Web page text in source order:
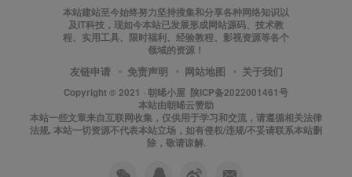
本站建站至今始终努力坚持搜集和分享各种网络知识以
及IT科技，现如今本站已发展形成网站源码、技术教
程、实用工具、限时福利、经验教程、影视资源等各个
领域的资源！
友链申请 免责声明 网站地图 关于我们
Copyright © 2021 · 朝晞小屋 陕ICP备2022001461号
本站由朝晞云赞助
本站一些文章来自互联网收集，仅供用于学习和交流，请遵循相关法律
法规. 本站一切资源不代表本站立场，如有侵权/违规/不妥请联系本站删
除，敬请谅解.